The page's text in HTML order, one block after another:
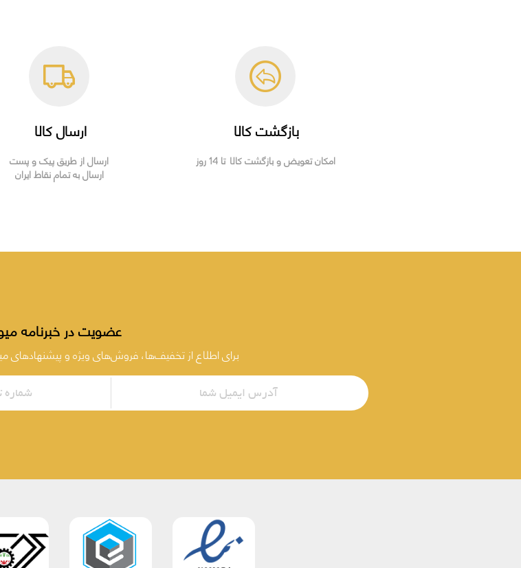
بازگشت کالا
امکان تعویض و بازگشت کالا تا 14 روز
ارسال کالا
ارسال از طریق پیک و پست
ارسال به تمام نقاط ایران
عضویت در خبرنامه
برای اطلاع از تخفیف‌ها، فروش‌های ویژه و پیشنهادهای